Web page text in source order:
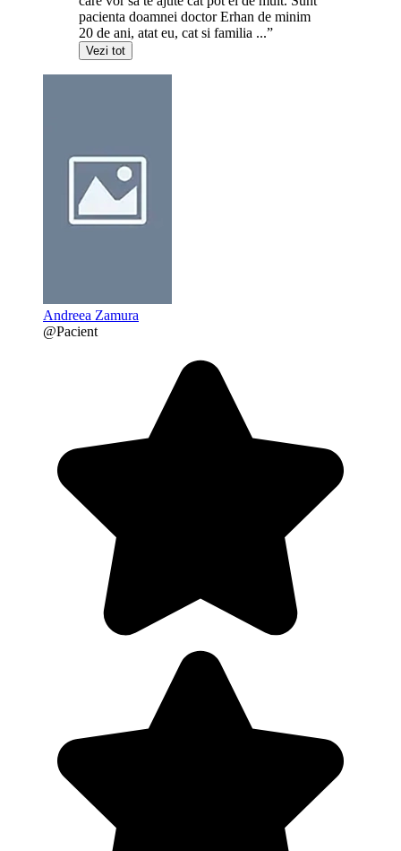
pacienta doamnei doctor Erhan de minim
20 de ani, atat eu, cat si familia ...”
Vezi tot
Andreea Zamura
@Pacient